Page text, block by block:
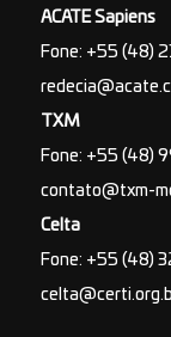
ACATE Sapiens
Fone: +55 (48)
TXM
Fone: +55 (48)
contato@txm-
Celta
Fone: +55 (48)